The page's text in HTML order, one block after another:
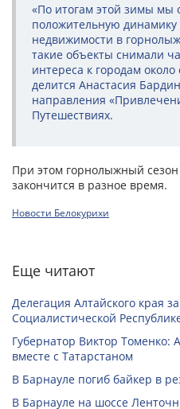
«По итогам этой зимы мы
положительную
недвижимости в
такие объекты снимали
интереса к городам
делится Анастасия
направления
Путешествиях.
При этом горнолыжный
закончится в разное время.
Новости Белокурихи
Еще читают
Делегация Алтайского края
Социалистической
Губернатор Виктор Томенко:
вместе с Татарстаном
В Барнауле погиб байкер в
В Барнауле на шоссе